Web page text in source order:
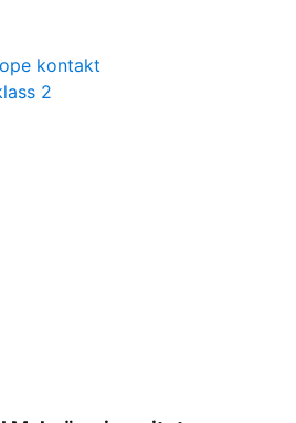
kontakt
2